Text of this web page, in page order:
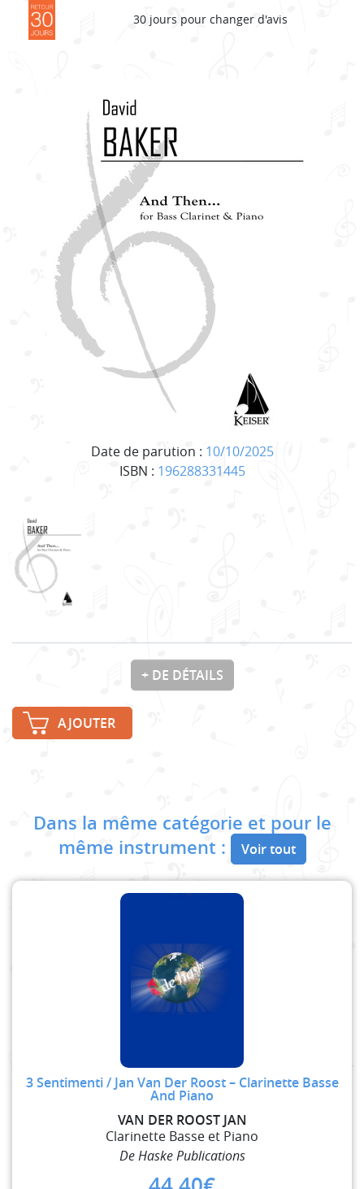
Date de parution : 10/10/2025
ISBN : 196288331445
30 jours pour changer d'avis
+ DE DÉTAILS
AJOUTER
Dans la même catégorie et pour le
même instrument :
Voir tout
3 Sentimenti / Jan Van Der Roost – Clarinette Basse
And Piano
VAN DER ROOST JAN
Clarinette Basse et Piano
De Haske Publications